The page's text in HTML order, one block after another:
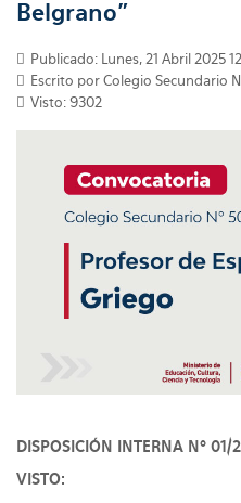
Belgrano"
Publicado: Lunes, 21 Abril 2025
Escrito por Colegio Secundario
Visto: 9302
DISPOSICIÓN INTERNA Nº 01/
VISTO: